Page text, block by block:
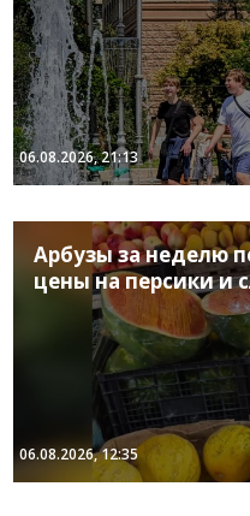
06.08.2026, 21:13
Арбузы за неделю
цены на персики и
06.08.2026, 12:35